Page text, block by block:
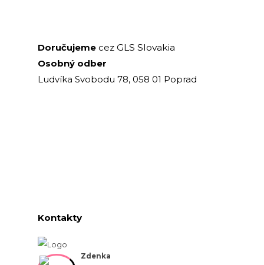
Doručujeme cez GLS Slovakia
Osobný odber
Ludvíka Svobodu 78, 058 01 Poprad
Kontakty
Zdenka